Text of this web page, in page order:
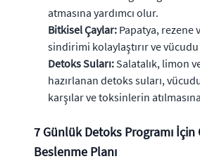
atmasına yardımcı olur.
Bitkisel Çaylar: Papatya, rezene
sindirimi kolaylaştırır ve
Detoks Suları: Salatalık, limon
hazırlanan detoks suları,
karşılar ve toksinlerin
7 Günlük Detoks Programı İçin
Beslenme Planı